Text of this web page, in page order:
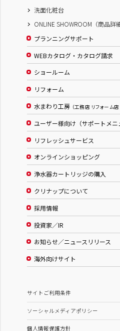
洗面化粧台
ONLINE SHOWROOM（商品詳細
プランニングサポート
WEBカタログ・カタログ請求
ショールーム
リフォーム
水まわり工房 （工務店 リフォーム
ユーザー様向け（サポートメニ
リフレッシュサービス
オンラインショッピング
浄水器カートリッジの購入
クリナップについて
採用情報
投資家／IR
お知らせ／ニュースリリース
海外向けサイト
サイトご利用条件
ソーシャルメディアポリシー
個人情報保護方針